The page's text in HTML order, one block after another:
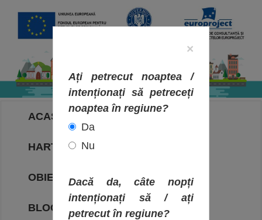
ACASA
HARTA OBIECTIVELOR
OBIECTIVE
BLOG
×
Ați petrecut noaptea /
intenționați să petreceți
noaptea în regiune?
Da
Nu
Dacă da, câte nopți
intenționați să / ați
petrecut în regiune?